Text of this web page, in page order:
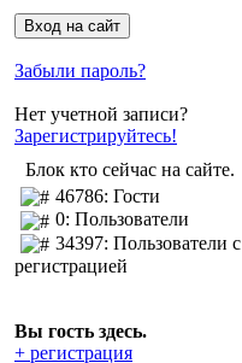
Забыли пароль?
Нет учетной записи?
Зарегистрируйтесь!
Блок кто сейчас на сайте.
46786: Гости
0: Пользователи
34397: Пользователи с
регистрацией
Вы гость здесь.
+ регистрация